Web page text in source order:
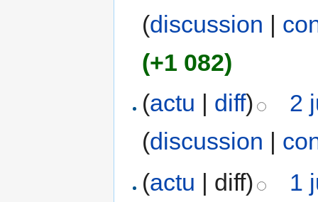
(discussion |
(+1 082)
(actu | diff)
2
(discussion |
(actu | diff)
1